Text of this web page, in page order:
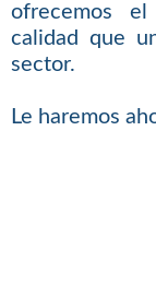
ofrecemos
calidad que
sector.
Le haremos